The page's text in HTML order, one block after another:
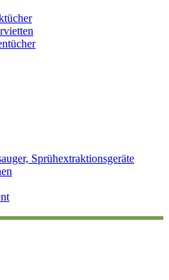
Sprühextraktionsgeräte